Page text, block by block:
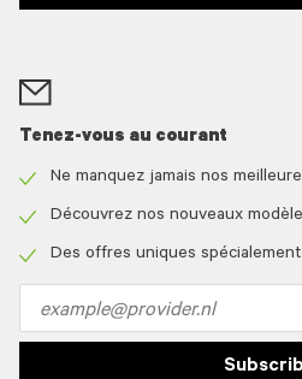
Tenez-vous au courant
icon
Ne manquez jamais nos
icon
Découvrez nos nouveaux
Des offres uniques
address